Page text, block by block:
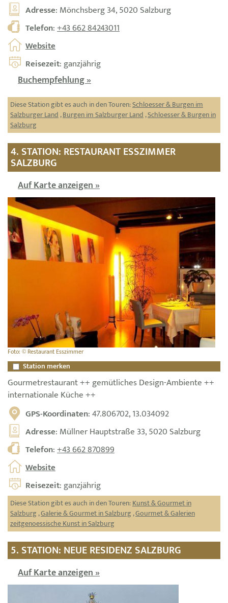
Adresse: Mönchsberg 34, 5020 Salzburg
Telefon:+43 662 84243011
Website
Reisezeit: ganzjährig
Buchempfehlung »
Diese Station gibt es auch in den Touren:Schloesser & Burgen im
Salzburger Land,Burgen im Salzburger Land,Schloesser & Burgen in
Salzburg
4. STATION: RESTAURANT ESSZIMMER
SALZBURG
Auf Karte anzeigen »
Foto: © Restaurant Esszimmer
Station merken
Gourmetrestaurant ++ gemütliches Design-Ambiente ++
internationale Küche ++
GPS-Koordinaten: 47.806702, 13.034092
Adresse: Müllner Hauptstraße 33, 5020 Salzburg
Telefon:+43 662 870899
Website
Reisezeit: ganzjährig
Diese Station gibt es auch in den Touren:Kunst & Gourmet in
Salzburg ,Galerie & Gourmet in Salzburg ,Gourmet & Galerien
zeitgenoessische Kunst in Salzburg
5. STATION: NEUE RESIDENZ SALZBURG
Auf Karte anzeigen »